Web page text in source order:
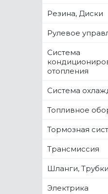
Резина, Диски
Рулевое
Система
отопления
Система
Топливное
Тормозная
Трансмиссия
Шланги, Трубки
Электрика